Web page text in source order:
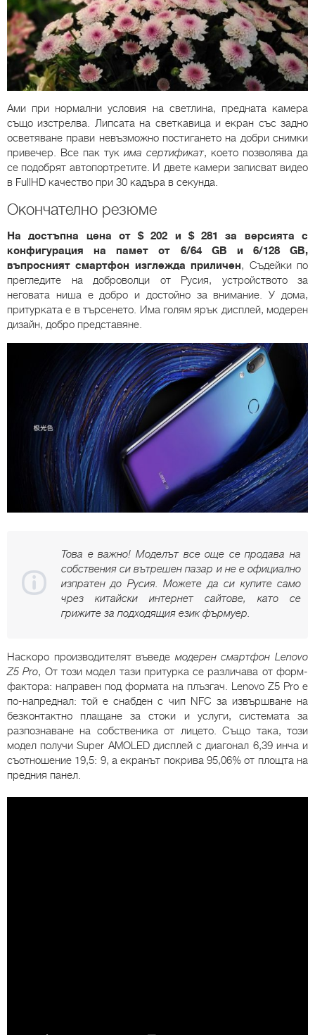
Ами при нормални условия на светлина, предната камера
също изстрелва. Липсата на светкавица и екран със задно
осветяване прави невъзможно постигането на добри снимки
привечер. Все пак тук има сертификат, което позволява да
се подобрят автопортретите. И двете камери записват видео
в FullHD качество при 30 кадъра в секунда.
Окончателно резюме
На достъпна цена от $ 202 и $ 281 за версията с
конфигурация на памет от 6/64 GB и 6/128 GB,
въпросният смартфон изглежда приличен, Съдейки по
прегледите на доброволци от Русия, устройството за
неговата ниша е добро и достойно за внимание. У дома,
притурката е в търсенето. Има голям ярък дисплей, модерен
дизайн, добро представяне.
Това е важно! Моделът все още се продава на
собствения си вътрешен пазар и не е официално
изпратен до Русия. Можете да си купите само
чрез китайски интернет сайтове, като се
грижите за подходящия език фърмуер.
Наскоро производителят въведе модерен смартфон Lenovo
Z5 Pro, От този модел тази притурка се различава от форм-
фактора: направен под формата на плъзгач. Lenovo Z5 Pro е
по-напреднал: той е снабден с чип NFC за извършване на
безконтактно плащане за стоки и услуги, системата за
разпознаване на собственика от лицето. Също така, този
модел получи Super AMOLED дисплей с диагонал 6,39 инча и
съотношение 19,5: 9, а екранът покрива 95,06% от площта на
предния панел.